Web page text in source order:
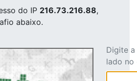
do IP 216.73.216.88,
abaixo.
Digite
lado no